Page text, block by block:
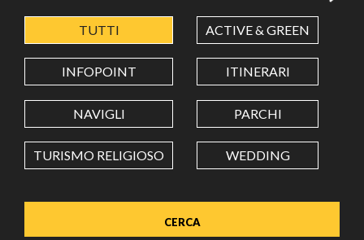
LATITUDINE
LONGITUDINE
Value in decimal degrees. Use dot (.) as decimal separator.
TUTTI ACTIVE & GREEN
INFOPOINT ITINERARI
NAVIGLI PARCHI
TURISMO RELIGIOSO WEDDING